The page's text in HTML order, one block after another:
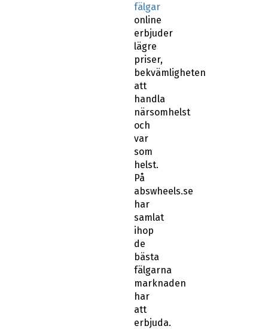
fälgar
online
erbjuder
lägre
priser,
bekvämligheten
att
handla
närsomhelst
och
var
som
helst.
På
abswheels.se
har
samlat
ihop
de
bästa
fälgarna
marknaden
har
att
erbjuda.